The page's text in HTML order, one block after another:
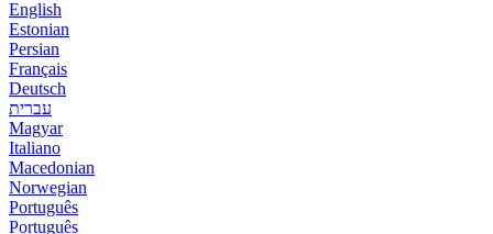
English
Estonian
Persian
Français
Deutsch
עברית
Magyar
Italiano
Macedonian
Norwegian
Português
Português